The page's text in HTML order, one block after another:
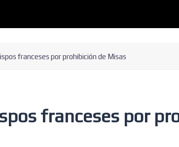
franceses por prohibición de Misas
franceses por